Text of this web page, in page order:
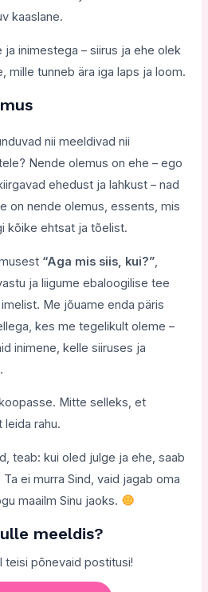
kaaslane.
inimestega – siirus ja ehe olek
mille tunneb ära iga laps ja loom.
nii meeldivad nii
Nende olemus on ehe – ego
ehedust ja lahkust – nad
on nende olemus, essents, mis
kõike ehtsat ja tõelist.
“Aga mis siis, kui?”,
ja liigume ebaloogilise tee
Me jõuame enda päris
kes me tegelikult oleme –
inimene, kelle siiruses ja
Mitte selleks, et
rahu.
teab: kui oled julge ja ehe, saab
ei murra Sind, vaid jagab oma
maailm Sinu jaoks.
meeldis?
teisi põnevaid postitusi!